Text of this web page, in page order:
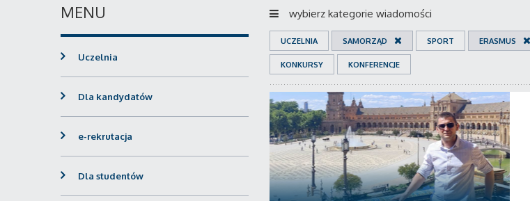
wybierz kategorie wiadomości
UCZELNIA SAMORZĄD SPORT ERASMUS
KONKURSY KONFERENCJE
MENU
Uczelnia
Dla kandydatów
e-rekrutacja
Dla studentów